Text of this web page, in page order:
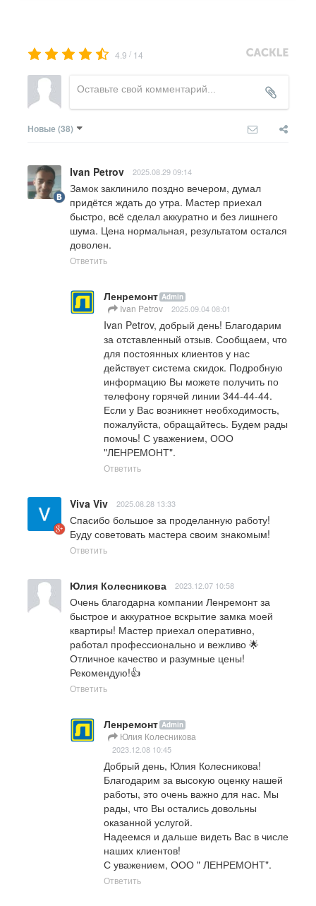
4.9 / 14
Новые (38)
Ivan Petrov 2025.08.29 09:14
Замок заклинило поздно вечером, думал
придётся ждать до утра. Мастер приехал
быстро, всё сделал аккуратно и без лишнего
шума. Цена нормальная, результатом остался
доволен.
Ответить
Ленремонт Admin
Ivan Petrov 2025.09.04 08:01
Ivan Petrov, добрый день! Благодарим
за отставленный отзыв. Сообщаем, что
для постоянных клиентов у нас
действует система скидок. Подробную
информацию Вы можете получить по
телефону горячей линии 344-44-44.
Если у Вас возникнет необходимость,
пожалуйста, обращайтесь. Будем рады
помочь! С уважением, ООО
"ЛЕНРЕМОНТ".
Ответить
Viva Viv 2025.08.28 13:33
Спасибо большое за проделанную работу!
Буду советовать мастера своим знакомым!
Ответить
Юлия Колесникова 2023.12.07 10:58
Очень благодарна компании Ленремонт за
быстрое и аккуратное вскрытие замка моей
квартиры! Мастер приехал оперативно,
работал профессионально и вежливо 🌟
Отличное качество и разумные цены!
Рекомендую!👍
Ответить
Ленремонт Admin
Юлия Колесникова
2023.12.08 10:45
Добрый день, Юлия Колесникова!
Благодарим за высокую оценку нашей
работы, это очень важно для нас. Мы
рады, что Вы остались довольны
оказанной услугой.
Надеемся и дальше видеть Вас в числе
наших клиентов!
С уважением, ООО " ЛЕНРЕМОНТ".
Ответить